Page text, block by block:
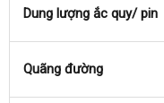
Dung lượng ắc quy/ pin
Quãng đường